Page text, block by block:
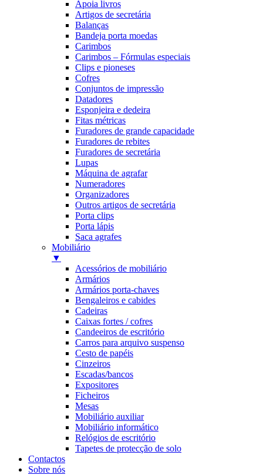
Apoia livros
Artigos de secretária
Balanças
Bandeja porta moedas
Carimbos
Carimbos – Fórmulas especiais
Clips e pioneses
Cofres
Conjuntos de impressão
Datadores
Esponjeira e dedeira
Fitas métricas
Furadores de grande capacidade
Furadores de rebites
Furadores de secretária
Lupas
Máquina de agrafar
Numeradores
Organizadores
Outros artigos de secretária
Porta clips
Porta lápis
Saca agrafes
Mobiliário
▼
Acessórios de mobiliário
Armários
Armários porta-chaves
Bengaleiros e cabides
Cadeiras
Caixas fortes / cofres
Candeeiros de escritório
Carros para arquivo suspenso
Cesto de papéis
Cinzeiros
Escadas/bancos
Expositores
Ficheiros
Mesas
Mobiliário auxiliar
Mobiliário informático
Relógios de escritório
Tapetes de protecção de solo
Contactos
Sobre nós